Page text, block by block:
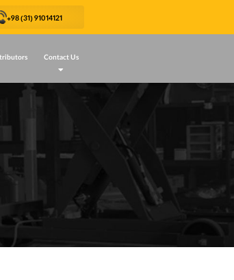
+98 (31) 91014121
Contact Us